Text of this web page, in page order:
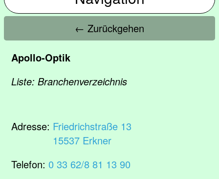
← Zurückgehen
Apollo-Optik
Liste: Branchenverzeichnis
Adresse: Friedrichstraße 13
15537 Erkner
Telefon: 0 33 62/8 81 13 90